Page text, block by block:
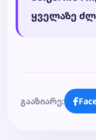
ყველაზე
გააზიარე: